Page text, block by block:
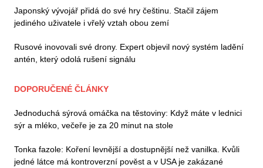
Japonský vývojář přidá do své hry češtinu. Stačil zájem
jediného uživatele i vřelý vztah obou zemí
Rusové inovovali své drony. Expert objevil nový systém ladění
antén, který odolá rušení signálu
DOPORUČENÉ ČLÁNKY
Jednoduchá sýrová omáčka na těstoviny: Když máte v lednici
sýr a mléko, večeře je za 20 minut na stole
Tonka fazole: Koření levnější a dostupnější než vanilka. Kvůli
jedné látce má kontroverzní pověst a v USA je zakázané